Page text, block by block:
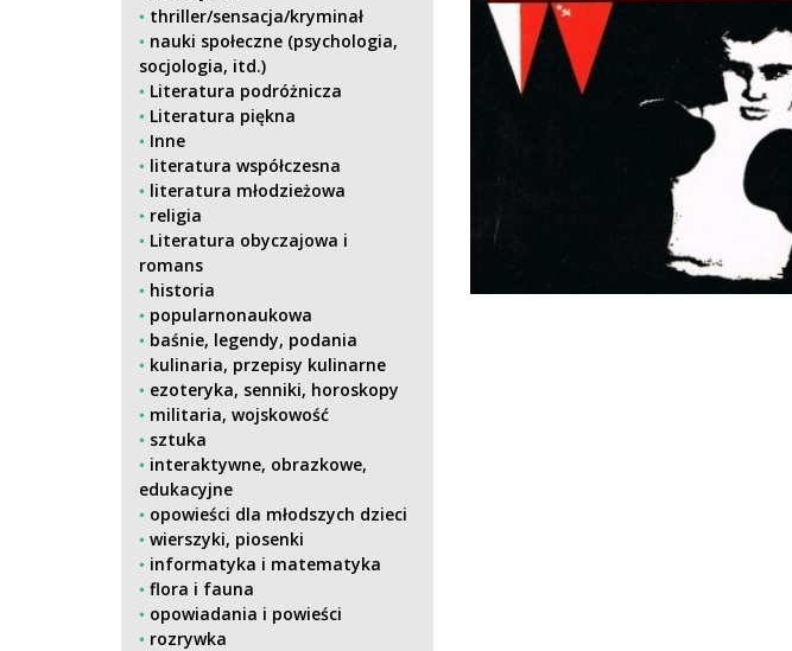
thriller/sensacja/kryminał
nauki społeczne (psychologia,
socjologia, itd.)
Literatura podróżnicza
Literatura piękna
Inne
literatura współczesna
literatura młodzieżowa
religia
Literatura obyczajowa i
romans
historia
popularnonaukowa
baśnie, legendy, podania
kulinaria, przepisy kulinarne
ezoteryka, senniki, horoskopy
militaria, wojskowość
sztuka
interaktywne, obrazkowe,
edukacyjne
opowieści dla młodszych dzieci
wierszyki, piosenki
informatyka i matematyka
flora i fauna
opowiadania i powieści
rozrywka